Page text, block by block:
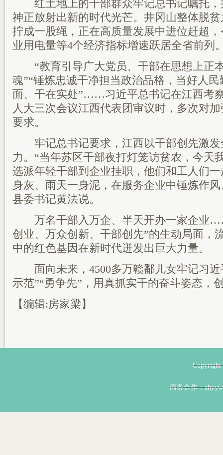
红土地上的干部群众牢记总书记嘱托，
神正放射出新的时代光芒。井冈山整体脱
拧成一股绳，正在高质量发展中进位赶超
业用电量等4个经济指标增速跃居全省前列
“教育引导广大党员、干部在思想上正
魂”“锤炼忠诚干净担当政治品格，当好人
面、干在实处”……习近平总书记在江西考
人大三次会议江西代表团审议时，多次对
要求。
牢记总书记要求，江西以干部创先激发
力。“当年苏区干部夜打灯笼访贫农，今天
选派年轻干部到企业挂职，他们和工人们
身灰、雨天一身泥，在服务企业中锤炼作
县委书记黄法说。
万名干部入万企、半天开办一家企业
创业、万众创新、干部创先”的生动局面，
中的红色基因在新时代迸发出巨大力量。
面向未来，4500多万赣鄱儿女牢记习近
示范”“勇争先”，用真抓实干的奋斗姿态，
【编辑:房家梁】
商务合作：